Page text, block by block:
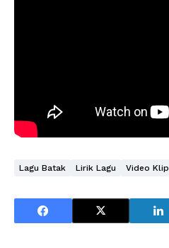
Lagu Batak Lirik Lagu Video Klip